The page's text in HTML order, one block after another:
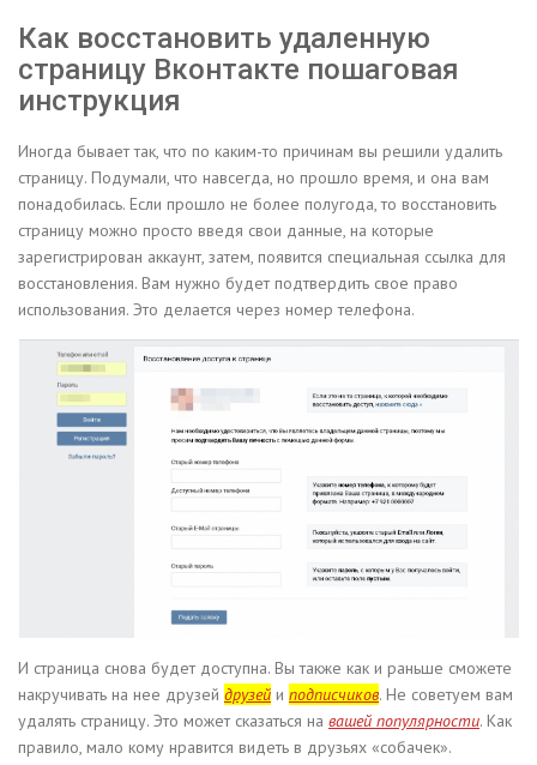
Как восстановить удаленную
страницу Вконтакте пошаговая
инструкция
Иногда бывает так, что по каким-то причинам вы решили удалить
страницу. Подумали, что навсегда, но прошло время, и она вам
понадобилась. Если прошло не более полугода, то восстановить
страницу можно просто введя свои данные, на которые
зарегистрирован аккаунт, затем, появится специальная ссылка для
восстановления. Вам нужно будет подтвердить свое право
использования. Это делается через номер телефона.
И страница снова будет доступна. Вы также как и раньше сможете
накручивать на нее друзей друзей и подписчиков. Не советуем вам
удалять страницу. Это может сказаться на вашей популярности. Как
правило, мало кому нравится видеть в друзьях «собачек».